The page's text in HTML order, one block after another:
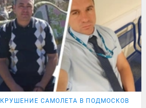
КРУШЕНИЕ САМОЛЕТА В ПОДМОСКОВЬЕ